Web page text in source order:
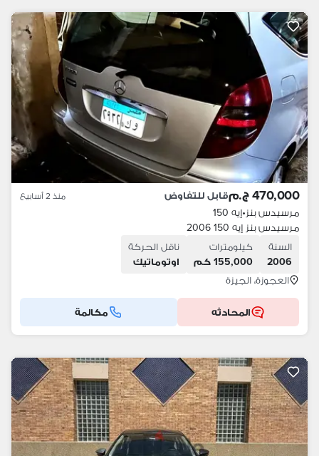
470,000 ج.م قابل للتفاوض منذ 2 أسابيع
مرسيدس بنز•إيه 150
مرسيدس بنز إيه 150 2006
السنة
2006
كيلومترات
155,000 كم
ناقل الحركة
اوتوماتيك
العجوزة، الجيزة
المحادثه مكالمة